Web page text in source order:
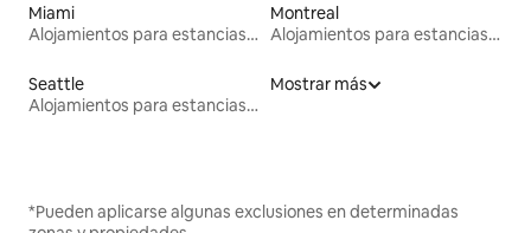
Miami
Alojamientos para estancias largas
Montreal
Alojamientos para estancias largas
Seattle
Alojamientos para estancias largas
Mostrar más
*Pueden aplicarse algunas exclusiones en determinadas